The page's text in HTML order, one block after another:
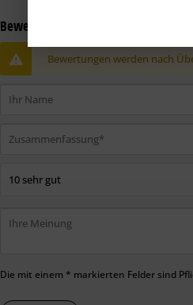
Bewertung schreiben
Bewertungen werden nach
Die mit einem * markierten Felder sind